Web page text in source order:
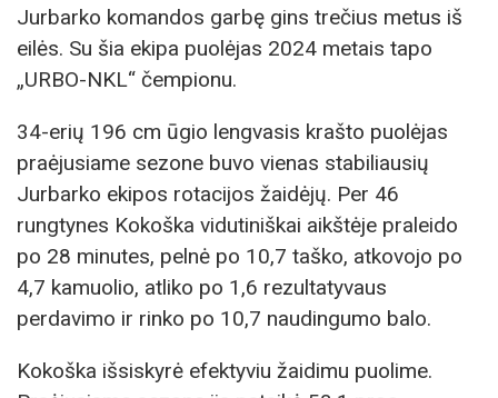
Jurbarko komandos garbę gins trečius metus iš
eilės. Su šia ekipa puolėjas 2024 metais tapo
„URBO-NKL“ čempionu.
34-erių 196 cm ūgio lengvasis krašto puolėjas
praėjusiame sezone buvo vienas stabiliausių
Jurbarko ekipos rotacijos žaidėjų. Per 46
rungtynes Kokoška vidutiniškai aikštėje praleido
po 28 minutes, pelnė po 10,7 taško, atkovojo po
4,7 kamuolio, atliko po 1,6 rezultatyvaus
perdavimo ir rinko po 10,7 naudingumo balo.
Kokoška išsiskyrė efektyviu žaidimu puolime.